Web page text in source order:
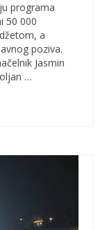
programa
50 000
a
poziva.
Jasmin
…